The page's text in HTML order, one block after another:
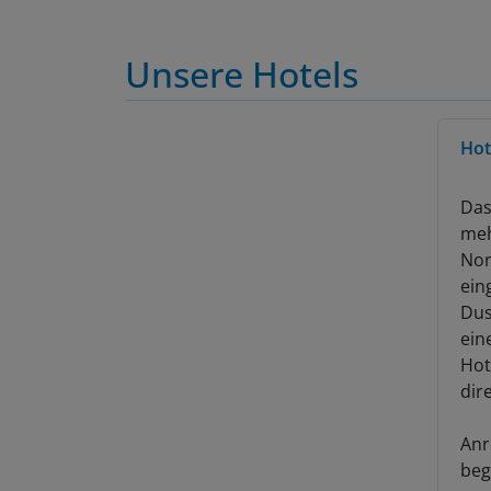
Unsere Hotels